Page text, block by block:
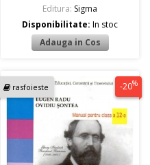
Editura: Sigma
Disponibilitate:In stoc
rasfoieste -20%